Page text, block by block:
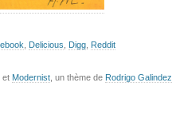
Delicious Digg Reddit
et Modernist , un thème de Rodrigo Galindez